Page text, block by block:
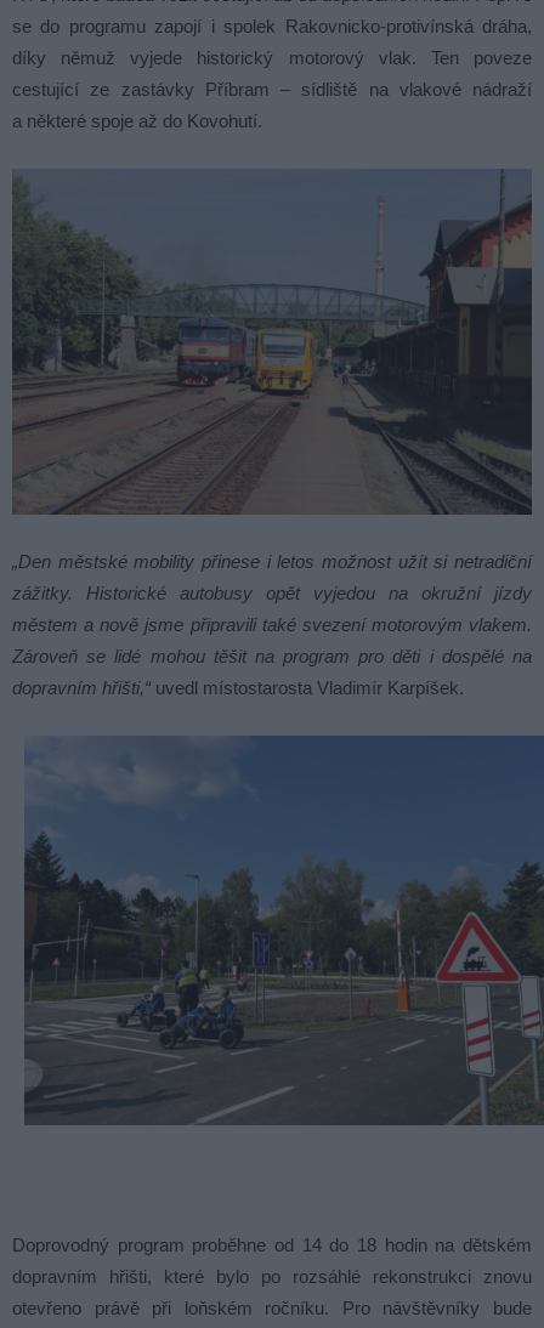
se do programu zapojí i spolek Rakovnicko-protivínská dráha,
díky němuž vyjede historický motorový vlak. Ten poveze
cestující ze zastávky Příbram – sídliště na vlakové nádraží
a některé spoje až do Kovohutí.
„Den městské mobility přinese i letos možnost užít si netradiční
zážitky. Historické autobusy opět vyjedou na okružní jízdy
městem a nově jsme připravili také svezení motorovým vlakem.
Zároveň se lidé mohou těšit na program pro děti i dospělé na
dopravním hřišti,“ uvedl místostarosta Vladimír Karpíšek.
Doprovodný program proběhne od 14 do 18 hodin na dětském
dopravním hřišti, které bylo po rozsáhlé rekonstrukci znovu
otevřeno právě při loňském ročníku. Pro návštěvníky bude